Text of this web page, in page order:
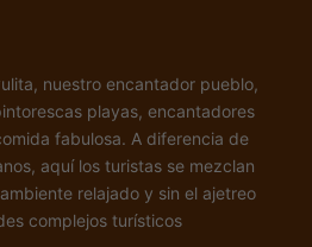
nuestro encantador pueblo,
playas, encantadores
fabulosa. A diferencia de
aquí los turistas se mezclan
relajado y sin el ajetreo
complejos turísticos